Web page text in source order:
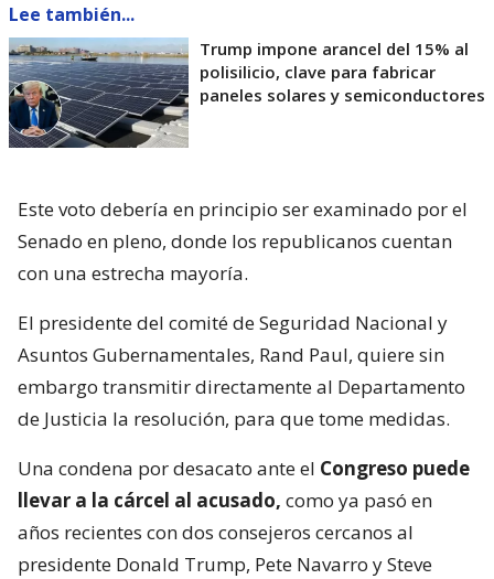
Lee también...
Trump impone arancel del 15% al
polisilicio, clave para fabricar
paneles solares y semiconductores
Este voto debería en principio ser examinado por el
Senado en pleno, donde los republicanos cuentan
con una estrecha mayoría.
El presidente del comité de Seguridad Nacional y
Asuntos Gubernamentales, Rand Paul, quiere sin
embargo transmitir directamente al Departamento
de Justicia la resolución, para que tome medidas.
Una condena por desacato ante el Congreso puede
llevar a la cárcel al acusado, como ya pasó en
años recientes con dos consejeros cercanos al
presidente Donald Trump, Pete Navarro y Steve